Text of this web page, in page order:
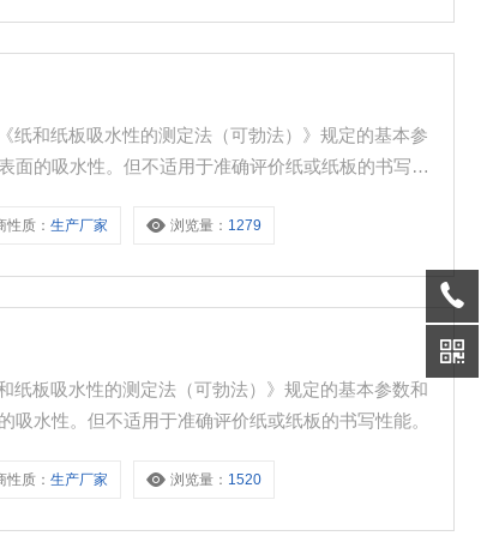
纸和纸板吸水性的测定法（可勃法）》规定的基本参
面的吸水性。但不适用于准确评价纸或纸板的书写性
性质：生产厂家 浏览量： 1279
纸板吸水性的测定法（可勃法）》规定的基本参数和
水性。但不适用于准确评价纸或纸板的书写性能。
性质：生产厂家 浏览量： 1520